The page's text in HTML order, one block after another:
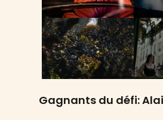
Gagnants du défi: